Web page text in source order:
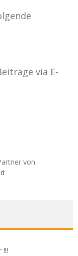
via E-
von
!!!